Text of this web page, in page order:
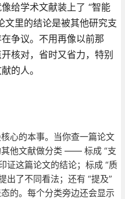
给学术文献装上了 “智能
文里的结论是被其他研究支
争议。不用再像以前那
核对，省时又省力，特别
的人。
心的本事。当你查一篇论文
他文献做分类 —— 标成 “支
证这篇论文的结论；标成 “质
出了不同看法；还有 “提及”
的。每个分类旁边还会显示